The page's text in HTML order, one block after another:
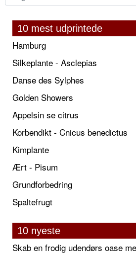
10 mest udprintede
Hamburg
Silkeplante - Asclepias
Danse des Sylphes
Golden Showers
Appelsin se citrus
Korbendikt - Cnicus benedictus
Kimplante
Ært - Pisum
Grundforbedring
Spaltefrugt
10 nyeste